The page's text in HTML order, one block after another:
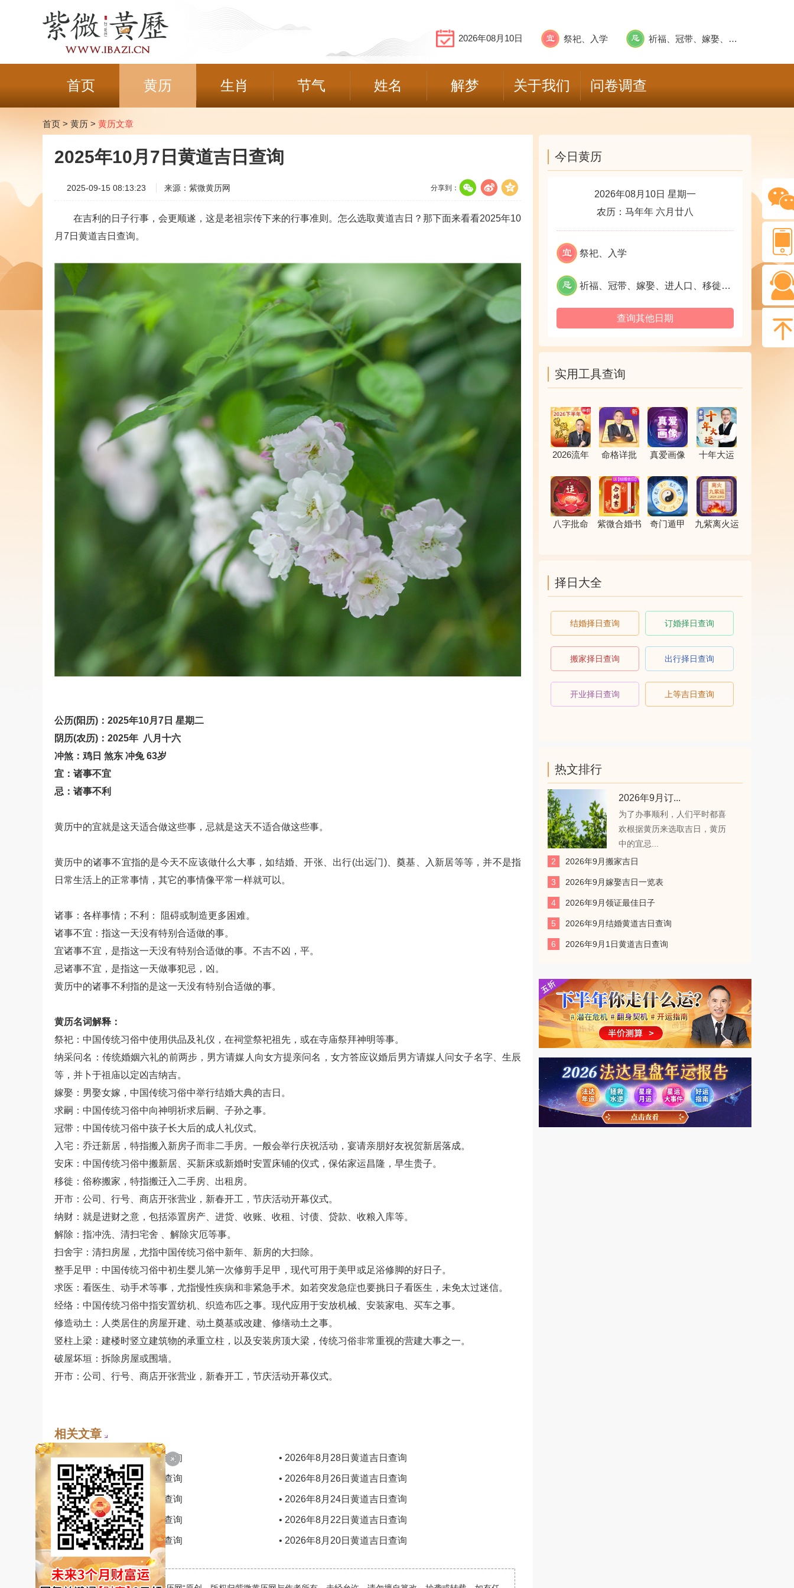
2026年08月10日 祭祀、入学 祈福、冠带、嫁娶、进人口、移徙、远回、安床、剃头、针刺、筑堤防、修造动土、酝酿、开市、交易、纳财、出货财、开渠穿井、伐木、栽种、牧养、纳畜、破土、安葬、启攒、求嗣、上表章、会亲友、出行、上官赴任、临政亲民、结婚姻、纳采问名、解除、整手足甲、求医、裁衣、竖柱上梁
首页 黄历 生肖 节气 姓名 解梦 关于我们 问卷调查
首页 > 黄历 > 黄历文章
2025年10月7日黄道吉日查询
2025-09-15 08:13:23 来源：紫微黄历网 分享到：
在吉利的日子行事，会更顺遂，这是老祖宗传下来的行事准则。怎么选取黄道吉日？那下面来看看2025年10
月7日黄道吉日查询。
公历(阳历)：2025年10月7日 星期二
阴历(农历)：2025年 八月十六
冲煞：鸡日 煞东 冲兔 63岁
宜：诸事不宜
忌：诸事不利
黄历中的宜就是这天适合做这些事，忌就是这天不适合做这些事。
黄历中的诸事不宜指的是今天不应该做什么大事，如结婚、开张、出行(出远门)、奠基、入新居等等，并不是指
日常生活上的正常事情，其它的事情像平常一样就可以。
诸事：各样事情；不利： 阻碍或制造更多困难。
诸事不宜：指这一天没有特别合适做的事。
宜诸事不宜，是指这一天没有特别合适做的事。不吉不凶，平。
忌诸事不宜，是指这一天做事犯忌，凶。
黄历中的诸事不利指的是这一天没有特别合适做的事。
黄历名词解释：
祭祀：中国传统习俗中使用供品及礼仪，在祠堂祭祀祖先，或在寺庙祭拜神明等事。
纳采问名：传统婚姻六礼的前两步，男方请媒人向女方提亲问名，女方答应议婚后男方请媒人问女子名字、生辰
等，并卜于祖庙以定凶吉纳吉。
嫁娶：男娶女嫁，中国传统习俗中举行结婚大典的吉日。
求嗣：中国传统习俗中向神明祈求后嗣、子孙之事。
冠带：中国传统习俗中孩子长大后的成人礼仪式。
入宅：乔迁新居，特指搬入新房子而非二手房。一般会举行庆祝活动，宴请亲朋好友祝贺新居落成。
安床：中国传统习俗中搬新居、买新床或新婚时安置床铺的仪式，保佑家运昌隆，早生贵子。
移徙：俗称搬家，特指搬迁入二手房、出租房。
开市：公司、行号、商店开张营业，新春开工，节庆活动开幕仪式。
纳财：就是进财之意，包括添置房产、进货、收账、收租、讨债、贷款、收粮入库等。
解除：指冲洗、清扫宅舍 、解除灾厄等事。
扫舍宇：清扫房屋，尤指中国传统习俗中新年、新房的大扫除。
整手足甲：中国传统习俗中初生婴儿第一次修剪手足甲，现代可用于美甲或足浴修脚的好日子。
求医：看医生、动手术等事，尤指慢性疾病和非紧急手术。如若突发急症也要挑日子看医生，未免太过迷信。
经络：中国传统习俗中指安置纺机、织造布匹之事。现代应用于安放机械、安装家电、买车之事。
修造动土：人类居住的房屋开建、动土奠基或改建、修缮动土之事。
竖柱上梁：建楼时竖立建筑物的承重立柱，以及安装房顶大梁，传统习俗非常重视的营建大事之一。
破屋坏垣：拆除房屋或围墙。
开市：公司、行号、商店开张营业，新春开工，节庆活动开幕仪式。
相关文章
• 2026年8月29日黄道吉日查询 • 2026年8月28日黄道吉日查询
• 2026年8月27日黄道吉日查询 • 2026年8月26日黄道吉日查询
• 2026年8月25日黄道吉日查询 • 2026年8月24日黄道吉日查询
• 2026年8月23日黄道吉日查询 • 2026年8月22日黄道吉日查询
• 2026年8月21日黄道吉日查询 • 2026年8月20日黄道吉日查询
今日黄历
2026年08月10日 星期一
农历：马年年 六月廿八
祭祀、入学
祈福、冠带、嫁娶、进人口、移徙、远回、安床、剃头、针刺、筑堤防、修造动土、酝酿、开市、交易、纳财、出货财、开渠穿井、伐木、栽种、牧养、纳畜、破土、安葬、启攒、求嗣、上表章、会亲友、出行、上官赴任、临政亲民、结婚姻、纳采问名、解除、整手足甲、求医、裁衣、竖柱上梁
查询其他日期
实用工具查询
2026流年 命格详批 真爱画像 十年大运
八字批命 紫微合婚书 奇门遁甲 九紫离火运
择日大全
结婚择日查询 订婚择日查询
搬家择日查询 出行择日查询
开业择日查询 上等吉日查询
热文排行
2026年9月订...
为了办事顺利，人们平时都喜
欢根据黄历来选取吉日，黄历
中的宜忌...
2
2026年9月搬家吉日
3 2026年9月嫁娶吉日一览表
4 2026年9月领证最佳日子
5 2026年9月结婚黄道吉日查询
6 2026年9月1日黄道吉日查询